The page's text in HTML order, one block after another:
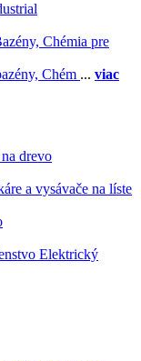
Chémia pre
Chém ... viac
drevo
a vysávače na líste
Elektrický